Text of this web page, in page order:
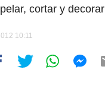
cortar y decorar
10:11